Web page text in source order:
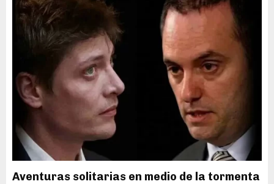
Aventuras solitarias en medio de la tormenta